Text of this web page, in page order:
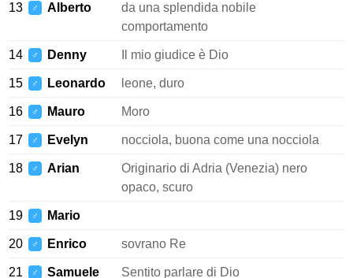
13 ♂ Alberto
da una splendida nobile
comportamento
14 ♂ Denny Il mio giudice è Dio
15 ♂ Leonardo leone, duro
16 ♂ Mauro Moro
17 ♂ Evelyn nocciola, buona come una nocciola
18 ♂ Arian
Originario di Adria (Venezia) nero
opaco, scuro
19 ♂ Mario
20 ♂ Enrico sovrano Re
21 ♂ Samuele Sentito parlare di Dio